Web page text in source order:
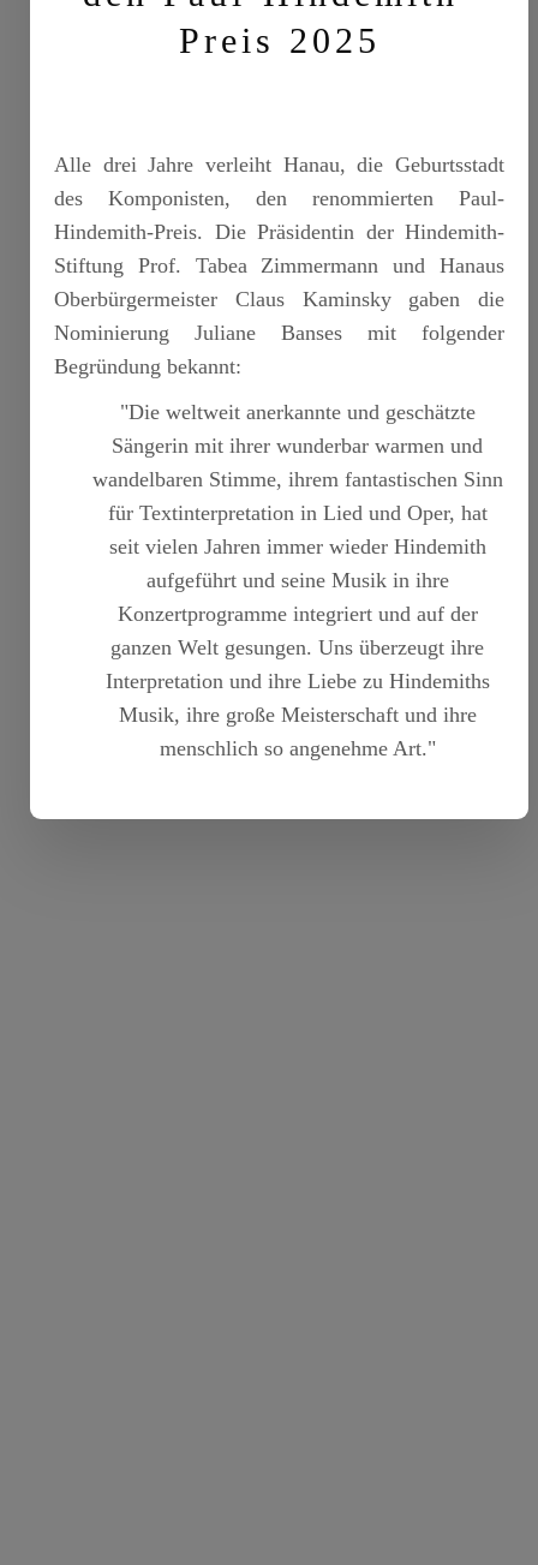
Preis 2025
Alle drei Jahre verleiht Hanau, die Geburtsstadt
des Komponisten, den renommierten Paul-
Hindemith-Preis. Die Präsidentin der Hindemith-
Stiftung Prof. Tabea Zimmermann und Hanaus
Oberbürgermeister Claus Kaminsky gaben die
Nominierung Juliane Banses mit folgender
Begründung bekannt:
"Die weltweit anerkannte und geschätzte
Sängerin mit ihrer wunderbar warmen und
wandelbaren Stimme, ihrem fantastischen Sinn
für Textinterpretation in Lied und Oper, hat
seit vielen Jahren immer wieder Hindemith
aufgeführt und seine Musik in ihre
Konzertprogramme integriert und auf der
ganzen Welt gesungen. Uns überzeugt ihre
Interpretation und ihre Liebe zu Hindemiths
Musik, ihre große Meisterschaft und ihre
menschlich so angenehme Art."